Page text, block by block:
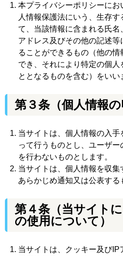
本プライバシーポリシーに
人情報保護法にいう、生存
て、当該情報に含まれる氏
アドレス及びその他の記述
ることができるもの（他の
でき、それにより特定の個人
ととなるものを含む）をいい
第３条 （個人情報の
当サイトは、個人情報の入
って行うものとし、ユーザ
を行わないものとします。
当サイトは、個人情報を収
あらかじめ通知又は公表する
第４条 （当サイト
の使用について）
当サイトは、クッキー及びIP